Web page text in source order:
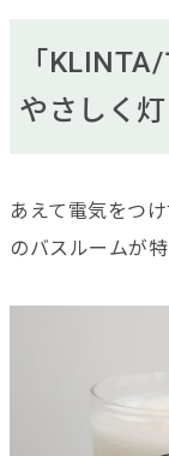
「
やさしく
あえて電気をつ
のバスルームが